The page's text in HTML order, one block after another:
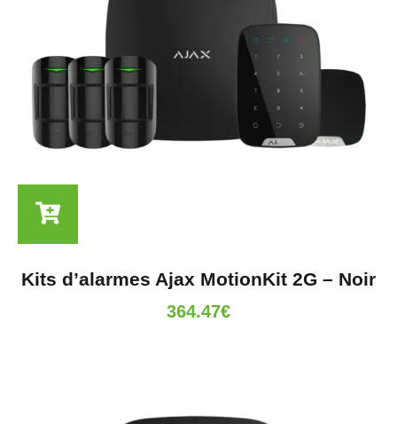
Kits d’alarmes Ajax MotionKit 2G – Noir
364.47€